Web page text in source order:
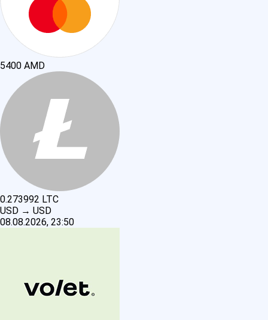
5400 AMD
0.273992 LTC
USD → USD
08.08.2026, 23:50